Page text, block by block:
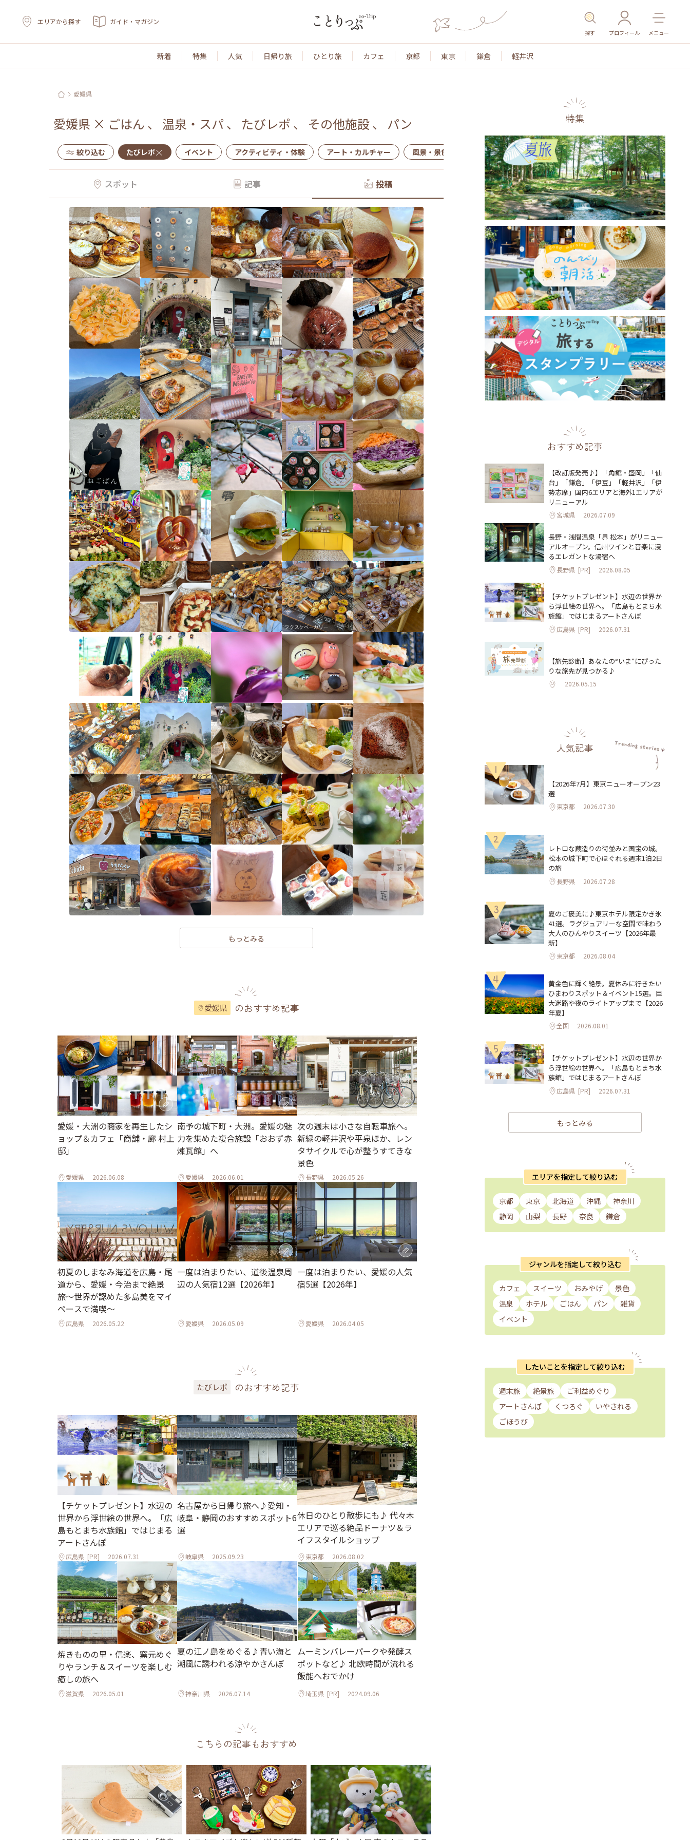
エリアから探す ガイド・マガジン
探す プロフィール メニュー
新着 特集 人気 日帰り旅 ひとり旅 カフェ 京都 東京 鎌倉 軽井沢
愛媛県
愛媛県 × ごはん 、 温泉・スパ 、 たびレポ 、 その他施設、 パン
絞り込む たびレポ イベント アクティビティ・体験 アート・カルチャー 風景・景色 名所・旧跡 温泉・スパ その他施設 ごはん
スポット 記事 投稿
もっとみる
愛媛県 のおすすめ記事
愛媛・大洲の商家を再生したシ
ョップ＆カフェ「商舗・廊 村上
邸」
愛媛県 2026.06.08
南予の城下町・大洲。愛媛の魅
力を集めた複合施設「おおず赤
煉瓦館」へ
愛媛県 2026.06.01
次の週末は小さな自転車旅へ。
新緑の軽井沢や平泉ほか、レン
タサイクルで心が整うすてきな
景色
長野県 2026.05.26
初夏のしまなみ海道を広島・尾
道から、愛媛・今治まで絶景
旅〜世界が認めた多島美をマイ
ペースで満喫〜
広島県 2026.05.22
一度は泊まりたい、道後温泉周
辺の人気宿12選【2026年】
愛媛県 2026.05.09
一度は泊まりたい、愛媛の人気
宿5選【2026年】
愛媛県 2026.04.05
たびレポ のおすすめ記事
【チケットプレゼント】水辺の
世界から浮世絵の世界へ。「広
島もとまち水族館」ではじまる
アートさんぽ
広島県 [PR] 2026.07.31
名古屋から日帰り旅へ♪愛知・
岐阜・静岡のおすすめスポット6
選
岐阜県 2025.09.23
休日のひとり散歩にも♪ 代々木
エリアで巡る絶品ドーナツ＆ラ
イフスタイルショップ
東京都 2026.08.02
焼きものの里・信楽、窯元めぐ
りやランチ＆スイーツを楽しむ
癒しの旅へ
滋賀県 2026.05.01
夏の江ノ島をめぐる♪青い海と
潮風に誘われる涼やかさんぽ
神奈川県 2026.07.14
ムーミンバレーパークや発酵ス
ポットなど♪ 北欧時間が流れる
飯能へおでかけ
埼玉県[PR] 2024.09.06
こちらの記事もおすすめ
特集
おすすめ記事
【改訂版発売♪】「角館・盛岡」「仙
台」「鎌倉」「伊豆」「軽井沢」「伊
勢志摩」国内6エリアと海外1エリアが
リニューアル
宮城県 2026.07.09
長野・浅間温泉「界 松本」がリニュー
アルオープン。信州ワインと音楽に浸
るエレガントな湯宿へ
長野県 [PR] 2026.08.05
【チケットプレゼント】水辺の世界か
ら浮世絵の世界へ。「広島もとまち水
族館」ではじまるアートさんぽ
広島県 [PR] 2026.07.31
【旅先診断】あなたの“いま”にぴった
りな旅先が見つかる♪
2026.05.15
人気記事
1
【2026年7月】東京ニューオープン23
選
東京都 2026.07.30
2
レトロな蔵造りの街並みと国宝の城。
松本の城下町で心ほぐれる週末1泊2日
の旅
長野県 2026.07.28
3
夏のご褒美に♪東京ホテル限定かき氷
41選。ラグジュアリーな空間で味わう
大人のひんやりスイーツ【2026年最
新】
東京都 2026.08.04
4
黄金色に輝く絶景。夏休みに行きたい
ひまわりスポット＆イベント15選。巨
大迷路や夜のライトアップまで【2026
年夏】
全国 2026.08.01
5
【チケットプレゼント】水辺の世界か
ら浮世絵の世界へ。「広島もとまち水
族館」ではじまるアートさんぽ
広島県 [PR] 2026.07.31
もっとみる
エリアを指定して絞り込む
京都 東京 北海道 沖縄
神奈川
静岡
山梨 長野 奈良 鎌倉
ジャンルを指定して絞り込む
カフェ スイーツ おみやげ
景色
温泉
ホテル ごはん パン
雑貨
イベント
したいことを指定して絞り込む
週末旅 絶景旅
ご利益めぐり
アートさんぽ
くつろぐ
いやされる
ごほうび